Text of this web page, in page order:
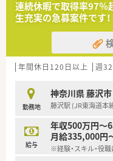
店舗が調剤併設店と
■お客様の健康と美
に歩むことを経営
【職場環境と雰囲気】
■幅広い年代の薬剤
■調剤業務全般の
毎月1回程度開催さ
■コスメや漢方など
康と美しさ」のサポ
【こんな取り組みを
■全薬剤師と調剤ス
連続休暇で取得率97％
生充実の急募案件です！
年間休日120日以上 週
勤務地
神奈川県 藤沢市
藤沢駅 (JR東海道本
給与
年収500万円～
月給335,000円
※経験・スキル・役